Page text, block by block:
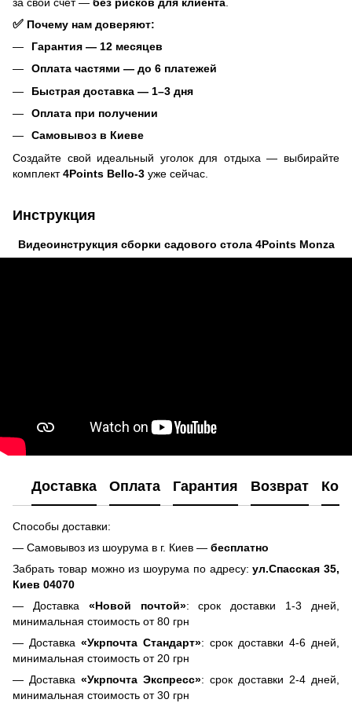
✅ Почему нам доверяют:
Гарантия — 12 месяцев
Оплата частями — до 6 платежей
Быстрая доставка — 1–3 дня
Оплата при получении
Самовывоз в Киеве
Создайте свой идеальный уголок для отдыха — выбирайте
комплект4Points Bello-3 уже сейчас.
Инструкция
Видеоинструкция сборки садового стола 4Points Monza
Доставка Оплата Гарантия Возврат
Способы доставки:
— Самовывоз из шоурума в г. Киев — бесплатно
Забрать товар можно из шоурума по адресу:ул.Спасская 35,
Киев 04070
— Доставка «Новой почтой»: срок доставки 1-3 дней,
минимальная стоимость от 80 грн
— Доставка «Укрпочта Стандарт»: срок доставки 4-6 дней,
минимальная стоимость от 20 грн
— Доставка «Укрпочта Экспресс»: срок доставки 2-4 дней,
минимальная стоимость от 30 грн